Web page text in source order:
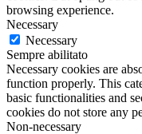
browsing experience.
Necessary
Necessary
Sempre abilitato
Necessary cookies are
function properly. This
basic functionalities and
cookies do not store any
Non-necessary